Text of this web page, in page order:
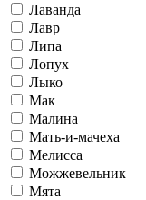
Лаванда
Лавр
Липа
Лопух
Лыко
Мак
Малина
Мать-и-мачеха
Мелисса
Можжевельник
Мята